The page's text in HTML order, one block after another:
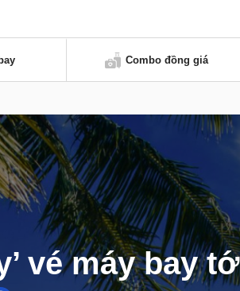
Combo đồng giá
vé máy bay